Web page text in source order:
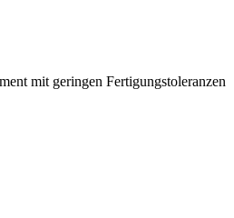
mit geringen Fertigungstoleranzen